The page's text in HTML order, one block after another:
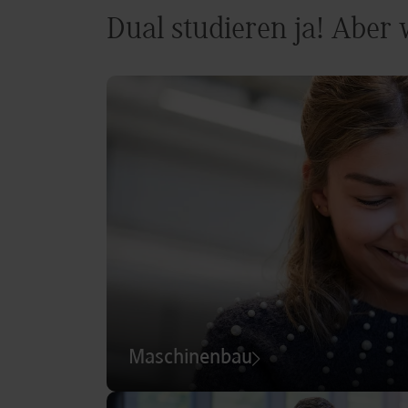
Dual studieren ja! Aber
Maschinenbau